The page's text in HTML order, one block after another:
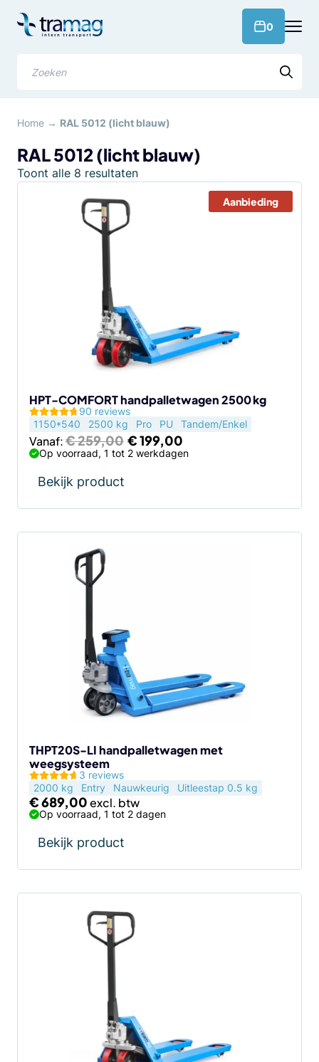
naar
0
Home → RAL 5012 (licht blauw)
RAL 5012 (licht blauw)
Toont alle 8 resultatenGesorteerd
Aanbieding
HPT-COMFORT handpalletwagen 2500 kg
90 reviews
1150*540
2500 kg Pro PU Tandem/Enkel
Vanaf:€259,00 Oorspronkelijke
prijs
€199,00
prijs
Op voorraad, 1 tot 2 werkdagen
Bekijk product
de
productpagina
THPT20S-LI handpalletwagen met
weegsysteem
3 reviews
2000 kg
Entry Nauwkeurig Uitleestap 0.5 kg
€689,00
Op voorraad, 1 tot 2 dagen
Bekijk product